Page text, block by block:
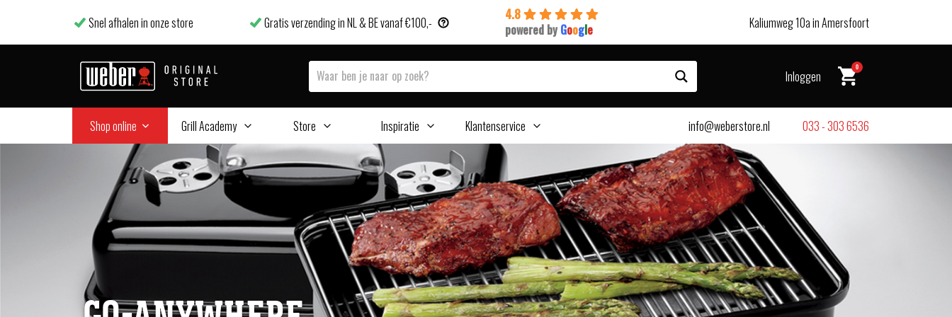
Snel afhalen in onze store Gratis verzending in NL & BE vanaf €100,-
4.8
powered by Google Kaliumweg 10a in Amersfoort
Inloggen
0
Shop online Grill Academy Store Inspiratie Klantenservice info@weberstore.nl 033 - 303 6536